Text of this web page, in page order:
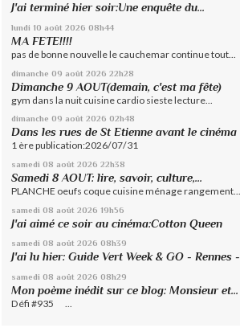
J'ai terminé hier soir:Une enquête du...
lundi 10 août 2026 08h44
MA FETE!!!!
pas de bonne nouvelle le cauchemar continue tout...
dimanche 09 août 2026 22h28
Dimanche 9 AOUT(demain, c'est ma fête)
gym dans la nuit cuisine cardio sieste lecture...
dimanche 09 août 2026 02h48
Dans les rues de St Etienne avant le cinéma
1 ère publication:2026/07/31
samedi 08 août 2026 22h38
Samedi 8 AOUT: lire, savoir, culture,...
PLANCHE oeufs coque cuisine ménage rangement...
samedi 08 août 2026 19h56
J'ai aimé ce soir au cinéma:Cotton Queen
samedi 08 août 2026 08h39
J'ai lu hier: Guide Vert Week & GO - Rennes -
samedi 08 août 2026 08h29
Mon poème inédit sur ce blog: Monsieur et...
Défi #935 ...